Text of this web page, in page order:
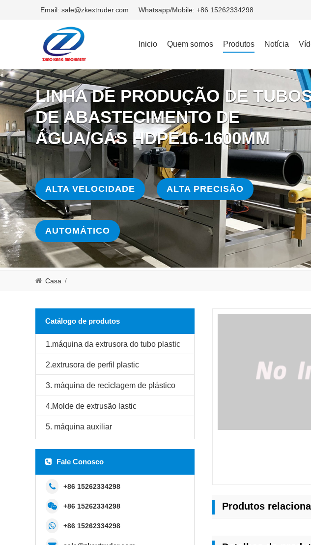
Email: sale@zkextruder.com Whatsapp/Mobile: +86 15262334298
Inicio Quem somos Produtos Notícia
LINHA DE PRODUÇÃO DE
DE ABASTECIMENTO DE
ÁGUA/GÁS HDPE16-1600MM
ALTA VELOCIDADE ALTA PRECISÃO
AUTOMÁTICO
Casa /
Catálogo de produtos
1.máquina da extrusora do tubo plastic
2.extrusora de perfil plastic
3. máquina de reciclagem de plástico
4.Molde de extrusão lastic
5. máquina auxiliar
Fale Conosco
+86 15262334298
+86 15262334298
+86 15262334298
Produtos